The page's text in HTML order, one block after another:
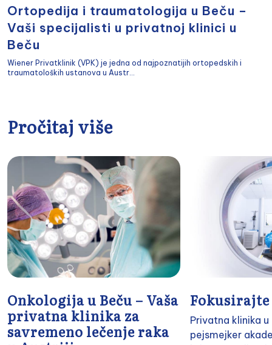
Ortopedija i traumatologija u Beču –
Vaši specijalisti u privatnoj klinici u
Beču
Wiener Privatklinik (VPK) je jedna od najpoznatijih ortopedskih i
traumatoloških ustanova u Austr...
Pročitaj više
Onkologija u Beču – Vaša
privatna klinika za
savremeno lečenje raka
Fokusirajte
Privatna klinika
pejsmejker